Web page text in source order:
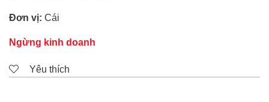
Đơn vị: Cái
Ngừng kinh doanh
Yêu thích